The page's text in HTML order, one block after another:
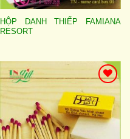
HỘP DANH THIẾP FAMIANA
RESORT
Add to
wishlist